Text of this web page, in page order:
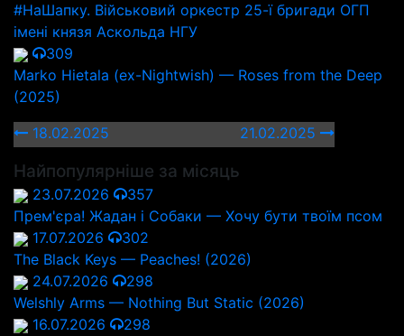
#НаШапку. Військовий оркестр 25-ї бригади ОГП
імені князя Аскольда НГУ
309
Marko Hietala (ex-Nightwish) — Roses from the Deep
(2025)
18.02.2025
21.02.2025
Найпопулярніше за місяць
23.07.2026
357
Прем'єра! Жадан і Собаки — Хочу бути твоїм псом
17.07.2026
302
The Black Keys — Peaches! (2026)
24.07.2026
298
Welshly Arms — Nothing But Static (2026)
16.07.2026
298